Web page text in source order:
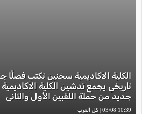
الكلية الأكاديمية سخنين تكتب فصلًا
تاريخي يجمع تدشين الكلية
جديد من حملة اللقبين الأول والثاني
10:39 03/08 | كل العرب